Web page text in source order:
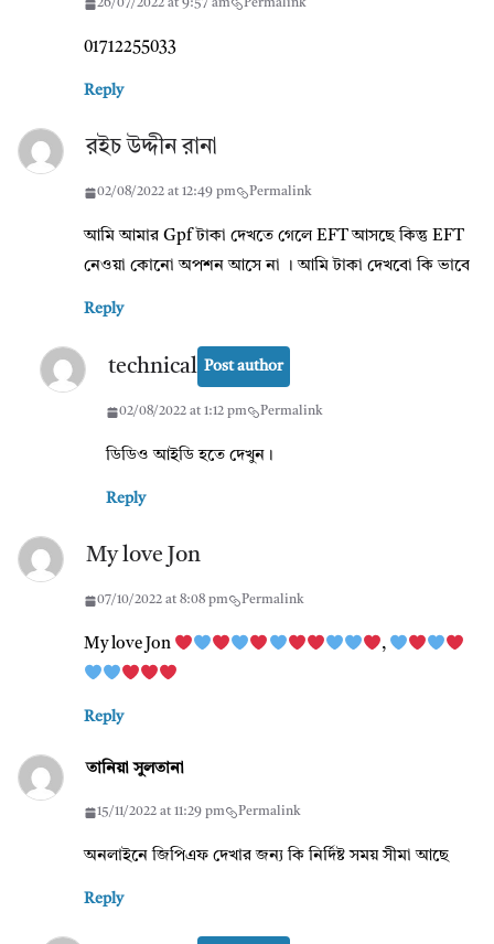
26/07/2022 at 9:57 am Permalink
01712255033
Reply
রইচ উদ্দীন রানা
02/08/2022 at 12:49 pm Permalink
আমি আমার Gpf টাকা দেখতে গেলে EFT আসছে কিন্তু EFT
নেওয়া কোনো অপশন আসে না । আমি টাকা দেখবো কি ভাবে
Reply
technical Post author
02/08/2022 at 1:12 pm Permalink
ডিডিও আইডি হতে দেখুন।
Reply
My love Jon
07/10/2022 at 8:08 pm Permalink
My love Jon ,
Reply
তানিয়া সুলতানা
15/11/2022 at 11:29 pm Permalink
অনলাইনে জিপিএফ দেখার জন্য কি নির্দিষ্ট সময় সীমা আছে
Reply